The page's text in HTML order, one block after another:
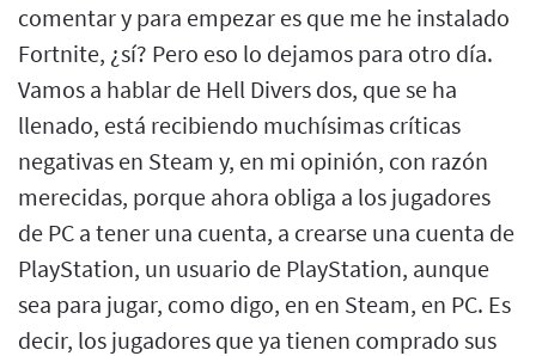
comentar y para empezar es que me he instalado
Fortnite, ¿sí? Pero eso lo dejamos para otro día.
Vamos a hablar de Hell Divers dos, que se ha
llenado, está recibiendo muchísimas críticas
negativas en Steam y, en mi opinión, con razón
merecidas, porque ahora obliga a los jugadores
de PC a tener una cuenta, a crearse una cuenta de
PlayStation, un usuario de PlayStation, aunque
sea para jugar, como digo, en en Steam, en PC. Es
decir, los jugadores que ya tienen comprado sus